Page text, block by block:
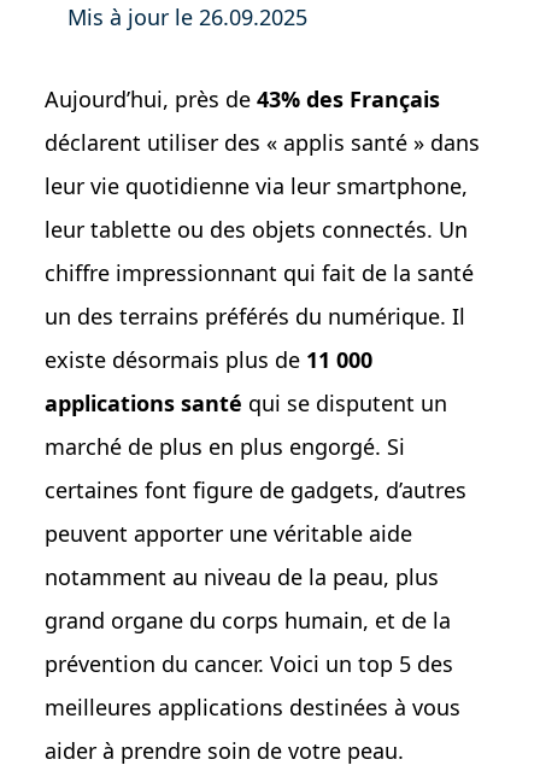
Mis à jour le 26.09.2025
Aujourd’hui, près de43% des Français
déclarent utiliser des « applis santé » dans
leur vie quotidienne via leur smartphone,
leur tablette ou des objets connectés. Un
chiffre impressionnant qui fait de la santé
un des terrains préférés du numérique. Il
existe désormais plus de 11 000
applications santé qui se disputent un
marché de plus en plus engorgé. Si
certaines font figure de gadgets, d’autres
peuvent apporter une véritable aide
notamment au niveau de la peau, plus
grand organe du corps humain, et de la
prévention du cancer. Voici un top 5 des
meilleures applications destinées à vous
aider à prendre soin de votre peau.